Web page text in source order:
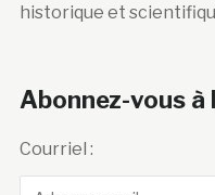
historique et
Abonnez-vous
Courriel :